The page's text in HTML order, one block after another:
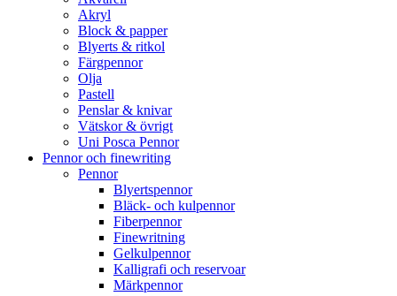
Akryl
Block & papper
Blyerts & ritkol
Färgpennor
Olja
Pastell
Penslar & knivar
Vätskor & övrigt
Uni Posca Pennor
Pennor och finewriting
Pennor
Blyertspennor
Bläck- och kulpennor
Fiberpennor
Finewritning
Gelkulpennor
Kalligrafi och reservoar
Märkpennor